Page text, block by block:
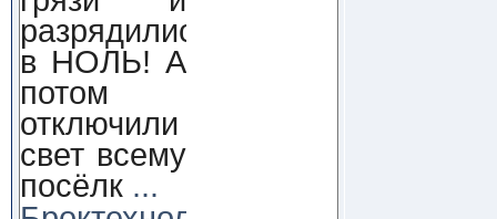
разрядились
в НОЛЬ! А
потом
отключили
свет всему
посёлк ...